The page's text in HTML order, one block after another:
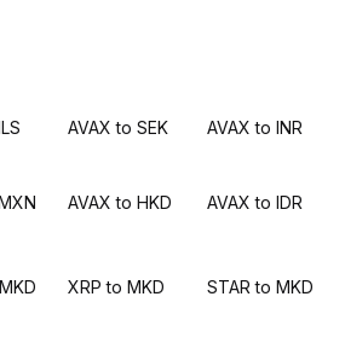
AVAX to SEK AVAX to INR
AVAX to HKD AVAX to IDR
XRP to MKD STAR to MKD